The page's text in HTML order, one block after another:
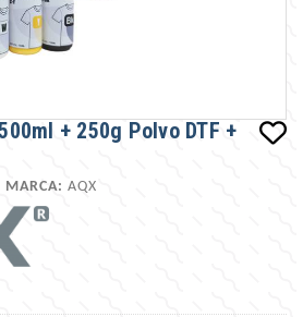
+ 250g Polvo DTF +
MARCA: AQX